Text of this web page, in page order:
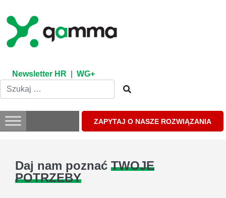
content
Newsletter HR WG+
ZAPYTAJ O NASZE ROZWIĄZANIA
Daj nam poznać TWOJE
POTRZEBY